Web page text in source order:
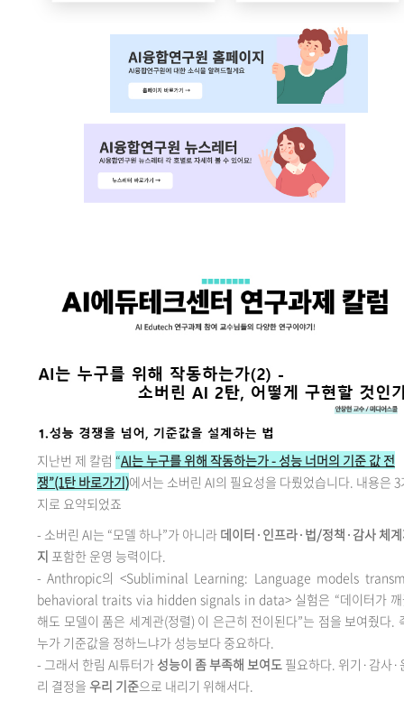
지난번 제 칼럼 “AI는 누구를 위해 작동하는가 - 성능 너머의 기준 값 전
쟁”(1탄 바로가기)에서는 소버린 AI의 필요성을 다뤘었습니다. 내용은 3
지로 요약되었죠
- 소버린 AI는 “모델 하나”가 아니라 데이터·인프라·법/정책·감사 체
지 포함한 운영 능력이다.
- Anthropic의 <Subliminal Learning: Language models
behavioral traits via hidden signals in data> 실험은 “데이터가
해도 모델이 품은 세계관(정렬) 이 은근히 전이된다”는 점을 보여줬다.
누가 기준값을 정하느냐가 성능보다 중요하다.
- 그래서 한림 AI튜터가 성능이 좀 부족해 보여도 필요하다. 위기·감사·
리 결정을 우리 기준으로 내리기 위해서다.